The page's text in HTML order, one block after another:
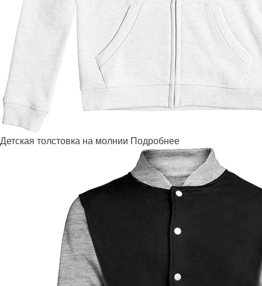
Детская толстовка на молнии Подробнее